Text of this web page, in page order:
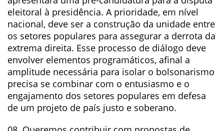
eleitoral à presidência. A prioridade, em nível
nacional, deve ser a construção da unidade entre
os setores populares para assegurar a derrota da
extrema direita. Esse processo de diálogo deve
envolver elementos programáticos, afinal a
amplitude necessária para isolar o bolsonarismo
precisa se combinar com o entusiasmo e o
engajamento dos setores populares em defesa
de um projeto de país justo e soberano.